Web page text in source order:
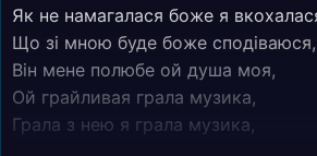
Як не намагалася боже я
Що зі мною буде боже сподіваюся,
Він мене полюбе ой душа моя,
Ой грайливая грала музика,
Грала з нею я грала музика,